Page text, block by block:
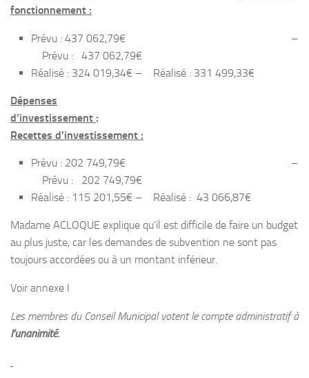
fonctionnement :
Prévu : 437 062,79€ –
Prévu : 437 062,79€
Réalisé : 324 019,34€ – Réalisé : 331 499,33€
Dépenses
d’investissement :
Recettes d’investissement :
Prévu : 202 749,79€ –
Prévu : 202 749,79€
Réalisé : 115 201,55€ – Réalisé : 43 066,87€
Madame ACLOQUE explique qu’il est difficile de faire un budget
au plus juste, car les demandes de subvention ne sont pas
toujours accordées ou à un montant inférieur.
Voir annexe I
Les membres du Conseil Municipal votent le compte administratif à
l’unanimité.